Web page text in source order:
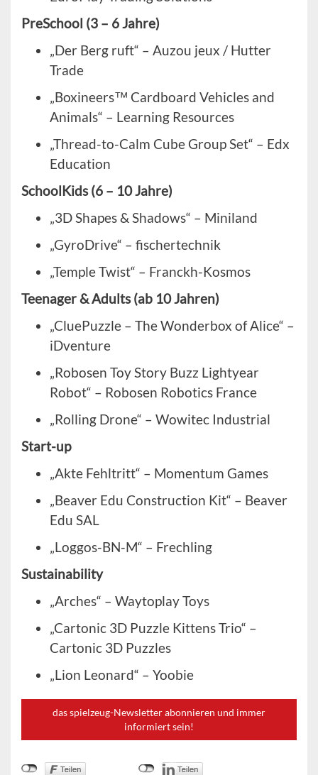
PreSchool (3 – 6 Jahre)
„Der Berg ruft“ – Auzou jeux / Hutter
Trade
„Boxineers™ Cardboard Vehicles and
Animals“ – Learning Resources
„Thread-to-Calm Cube Group Set“ – Edx
Education
SchoolKids (6 – 10 Jahre)
„3D Shapes & Shadows“ – Miniland
„GyroDrive“ – fischertechnik
„Temple Twist“ – Franckh-Kosmos
Teenager & Adults (ab 10 Jahren)
„CluePuzzle – The Wonderbox of Alice“ –
iDventure
„Robosen Toy Story Buzz Lightyear
Robot“ – Robosen Robotics France
„Rolling Drone“ – Wowitec Industrial
Start-up
„Akte Fehltritt“ – Momentum Games
„Beaver Edu Construction Kit“ – Beaver
Edu SAL
„Loggos-BN-M“ – Frechling
Sustainability
„Arches“ – Waytoplay Toys
„Cartonic 3D Puzzle Kittens Trio“ –
Cartonic 3D Puzzles
„Lion Leonard“ – Yoobie
das spielzeug-Newsletter abonnieren und immer
informiert sein!